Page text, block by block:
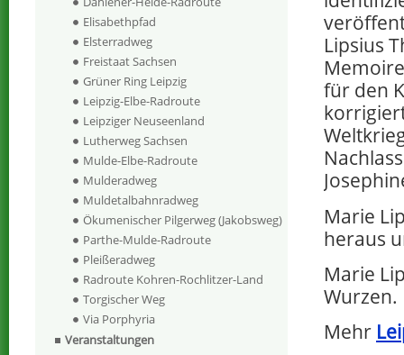
Lipsius
für den
Marie
heraus
Marie
Wurzen.
Mehr
Elisabethpfad
Elsterradweg
Freistaat Sachsen
Grüner Ring Leipzig
Leipzig-Elbe-Radroute
Leipziger Neuseenland
Lutherweg Sachsen
Mulde-Elbe-Radroute
Mulderadweg
Muldetalbahnradweg
Ökumenischer Pilgerweg (Jakobsweg)
Parthe-Mulde-Radroute
Pleißeradweg
Radroute Kohren-Rochlitzer-Land
Torgischer Weg
Via Porphyria
Veranstaltungen